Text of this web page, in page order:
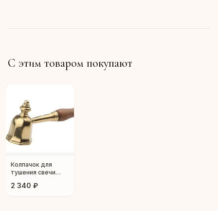
С этим товаром покупают
Колпачок для
тушения свечи
2 340 ₽